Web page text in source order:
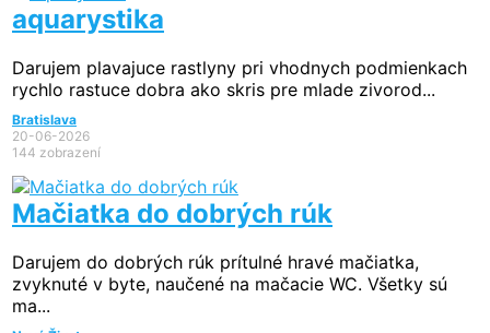
aquarystika
Darujem plavajuce rastlyny pri vhodnych podmienkach
rychlo rastuce dobra ako skris pre mlade zivorod...
Bratislava
20-06-2026
144 zobrazení
Mačiatka do dobrých rúk
Darujem do dobrých rúk prítulné hravé mačiatka,
zvyknuté v byte, naučené na mačacie WC. Všetky sú
ma...